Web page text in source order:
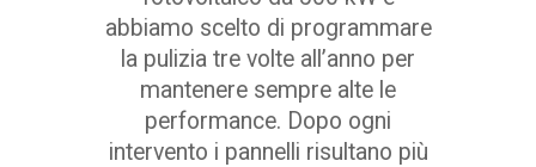
abbiamo scelto di programmare
la pulizia tre volte all’anno per
mantenere sempre alte le
performance. Dopo ogni
intervento i pannelli risultano più